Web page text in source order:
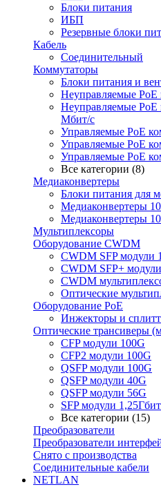
Блоки питания
ИБП
Резервные блоки
Кабель
Соединительный
Коммутаторы
Блоки питания и
Неуправляемые
Неуправляемые PoE
Мбит/с
Управляемые PoE
Управляемые PoE
Управляемые PoE
Все категории (8)
Медиаконвертеры
Блоки питания для
Медиаконвертеры
Медиаконвертеры
Мультиплексоры
Оборудование CWDM
CWDM SFP модули
CWDM SFP+
CWDM
Оптические
Оборудование PoE
Инжекторы и
Оптические трансиверы
CFP модули 100G
CFP2 модули 100G
QSFP модули 100G
QSFP модули 40G
QSFP модули 56G
SFP модули
Все категории (15)
Преобразователи
Преобразователи
Снято с производства
Соединительные кабели
NETLAN